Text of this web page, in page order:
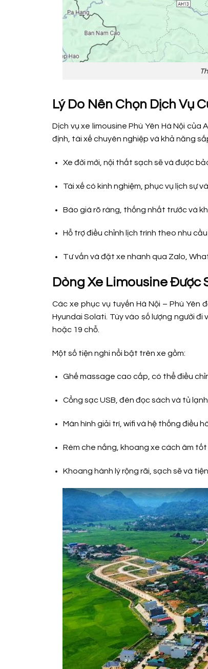
Lý Do Nên Chọn Dịch Vụ
Dịch vụ xe limousine Phù Yên Hà Nội
định, tài xế chuyên nghiệp và khả năng
Xe đời mới, nội thất sạch sẽ và được
Tài xế có kinh nghiệm, phục vụ lịch sự
Báo giá rõ ràng, thống nhất trước và
Hỗ trợ điều chỉnh lịch trình theo nhu
Tư vấn và đặt xe nhanh qua Zalo,
Dòng Xe Limousine Được
Các xe phục vụ tuyến Hà Nội – Phù
Hyundai Solati. Tùy vào số lượng người
hoặc 19 chỗ.
Một số tiện nghi nổi bật trên xe gồm:
Ghế massage cao cấp, có thể điều
Cổng sạc USB, đèn đọc sách và tủ lạnh
Màn hình giải trí, wifi và hệ thống điều
Rèm che nắng, khoang xe cách âm tốt
Khoang hành lý rộng rãi, sạch sẽ và